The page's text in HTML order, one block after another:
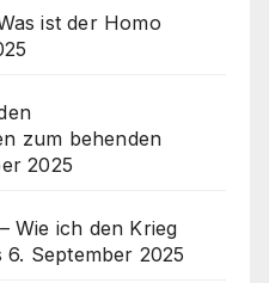
ist der Homo
zum behenden
2025
Wie ich den Krieg
6. September 2025